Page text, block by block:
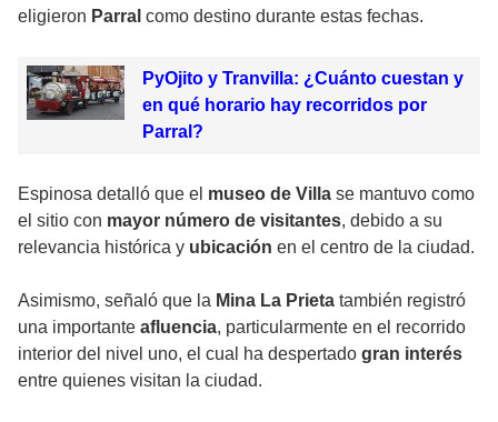
eligieron Parral como destino durante estas fechas.
PyOjito y Tranvilla: ¿Cuánto cuestan y
en qué horario hay recorridos por
Parral?
Espinosa detalló que el museo de Villa se mantuvo como
el sitio con mayor número de visitantes, debido a su
relevancia histórica y ubicación en el centro de la ciudad.
Asimismo, señaló que la Mina La Prieta también registró
una importante afluencia, particularmente en el recorrido
interior del nivel uno, el cual ha despertado gran interés
entre quienes visitan la ciudad.